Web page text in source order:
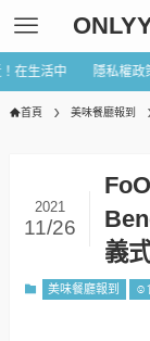
在生活中 隱私權政
首頁 美味餐廳報到
義
2021
11/26
美味餐廳報到 ☺